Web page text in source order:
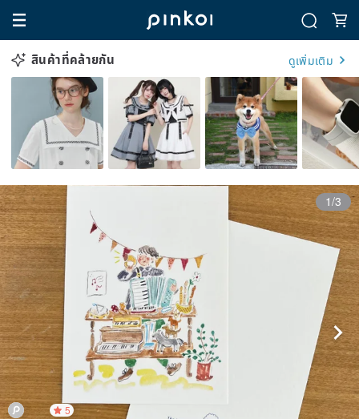
สินค้าที่คล้ายกัน ดูเพิ่มเติม
1/3
5